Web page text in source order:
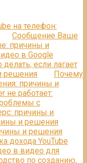
на телефон:
Сообщение Ваше
причины и
в Google
делать, если лагает
решения
Почему
причины и
не работает:
с
причины и
и решения
и решения
дохода YouTube
в видео для
по созданию,